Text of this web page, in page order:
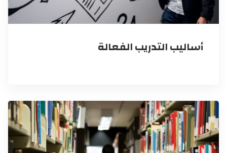
أساليب التدريب الفعالة